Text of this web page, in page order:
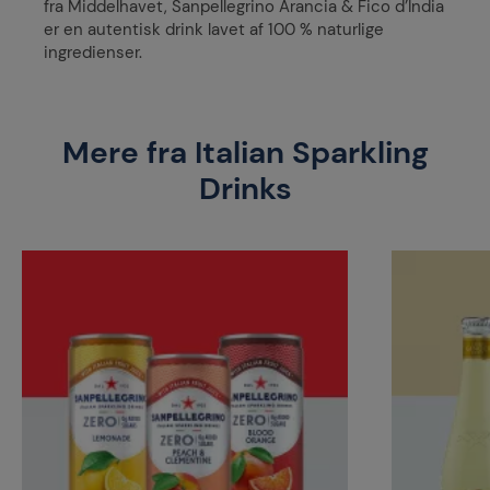
fra Middelhavet, Sanpellegrino Arancia & Fico d’India
er en autentisk drink lavet af 100 % naturlige
ingredienser.
Mere fra Italian Sparkling
Drinks